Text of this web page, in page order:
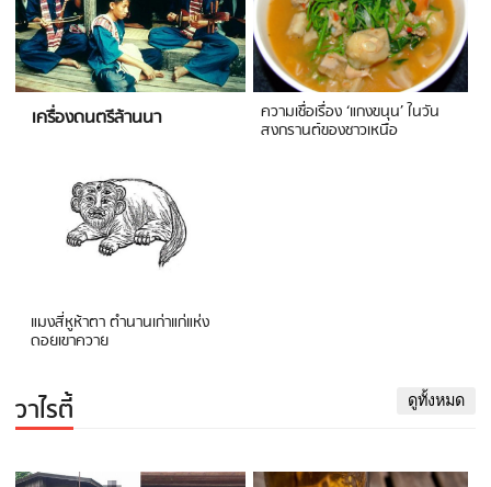
เครื่องดนตรีล้านนา ความเชื่อเรื่อง ‘แกงขนุน’ ในวัน
สงกรานต์ของชาวเหนือ
แมงสี่หูห้าตา ตำนานเก่าแก่แห่ง
ดอยเขาควาย
วาไรตี้ ดูทั้งหมด